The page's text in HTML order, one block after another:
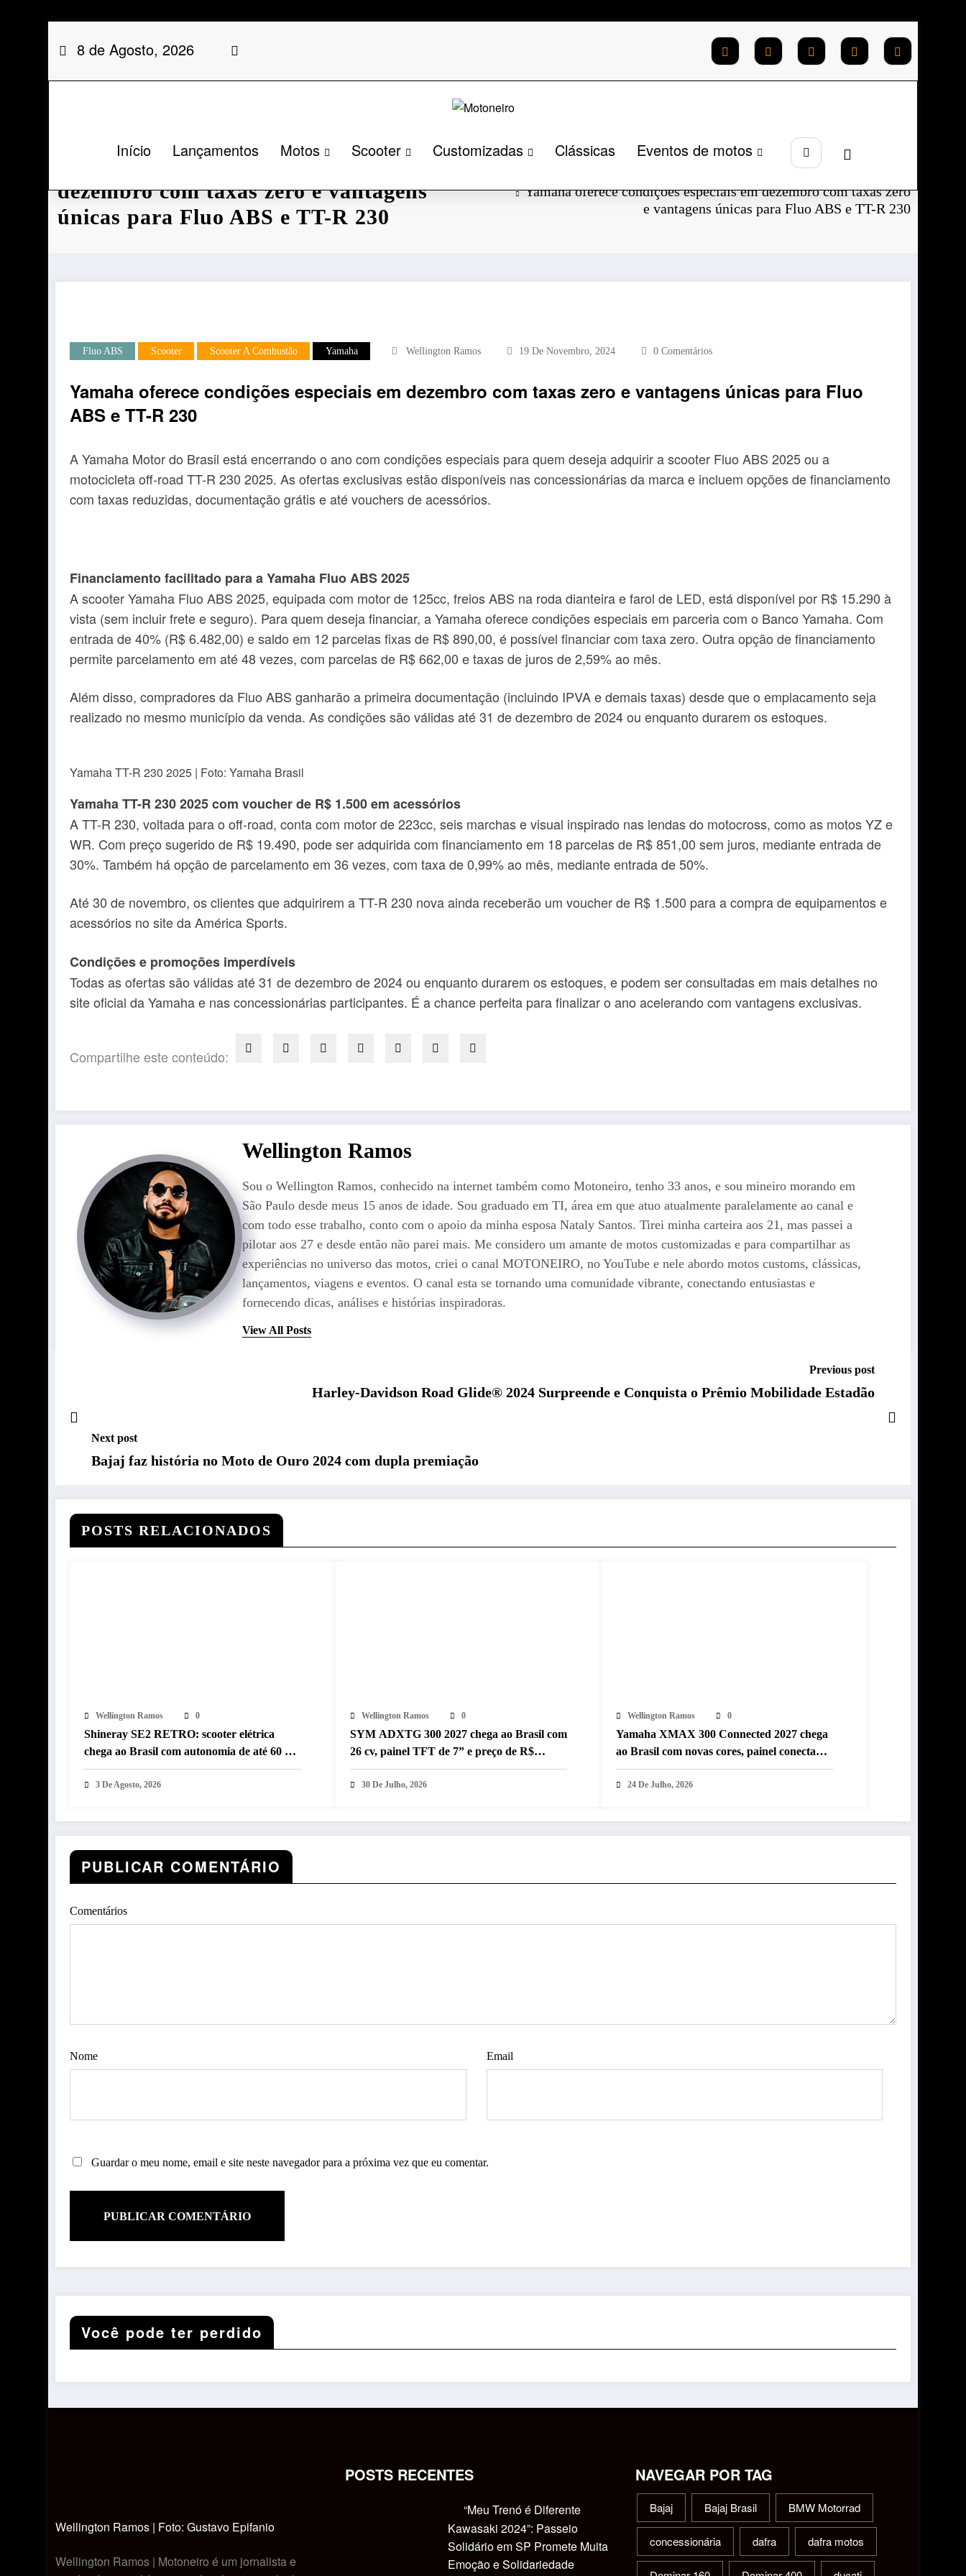
para
conteúdo
8 de Agosto, 2026
Início Lançamentos Motos Scooter Customizadas Clássicas Eventos de motos
Yamaha oferece condições especiais em
dezembro com taxas zero e vantagens
únicas para Fluo ABS e TT-R 230
Yamaha oferece condições especiais em dezembro com taxas zero
e vantagens únicas para Fluo ABS e TT-R 230
Fluo ABS Scooter Scooter A Combustão Yamaha Wellington Ramos 19 De Novembro, 2024 0 Comentários
Yamaha oferece condições especiais em dezembro com taxas zero e vantagens únicas para Fluo
ABS e TT-R 230
A Yamaha Motor do Brasil está encerrando o ano com condições especiais para quem deseja adquirir a scooter Fluo ABS 2025 ou a
motocicleta off-road TT-R 230 2025. As ofertas exclusivas estão disponíveis nas concessionárias da marca e incluem opções de financiamento
com taxas reduzidas, documentação grátis e até vouchers de acessórios.
Financiamento facilitado para a Yamaha Fluo ABS 2025
A scooter Yamaha Fluo ABS 2025, equipada com motor de 125cc, freios ABS na roda dianteira e farol de LED, está disponível por R$ 15.290 à
vista (sem incluir frete e seguro). Para quem deseja financiar, a Yamaha oferece condições especiais em parceria com o Banco Yamaha. Com
entrada de 40% (R$ 6.482,00) e saldo em 12 parcelas fixas de R$ 890,00, é possível financiar com taxa zero. Outra opção de financiamento
permite parcelamento em até 48 vezes, com parcelas de R$ 662,00 e taxas de juros de 2,59% ao mês.
Além disso, compradores da Fluo ABS ganharão a primeira documentação (incluindo IPVA e demais taxas) desde que o emplacamento seja
realizado no mesmo município da venda. As condições são válidas até 31 de dezembro de 2024 ou enquanto durarem os estoques.
Yamaha TT-R 230 2025 | Foto: Yamaha Brasil
Yamaha TT-R 230 2025 com voucher de R$ 1.500 em acessórios
A TT-R 230, voltada para o off-road, conta com motor de 223cc, seis marchas e visual inspirado nas lendas do motocross, como as motos YZ e
WR. Com preço sugerido de R$ 19.490, pode ser adquirida com financiamento em 18 parcelas de R$ 851,00 sem juros, mediante entrada de
30%. Também há opção de parcelamento em 36 vezes, com taxa de 0,99% ao mês, mediante entrada de 50%.
Até 30 de novembro, os clientes que adquirirem a TT-R 230 nova ainda receberão um voucher de R$ 1.500 para a compra de equipamentos e
acessórios no site da América Sports.
Condições e promoções imperdíveis
Todas as ofertas são válidas até 31 de dezembro de 2024 ou enquanto durarem os estoques, e podem ser consultadas em mais detalhes no
site oficial da Yamaha e nas concessionárias participantes. É a chance perfeita para finalizar o ano acelerando com vantagens exclusivas.
Compartilhe este conteúdo:
Wellington Ramos
Sou o Wellington Ramos, conhecido na internet também como Motoneiro, tenho 33 anos, e sou mineiro morando em
São Paulo desde meus 15 anos de idade. Sou graduado em TI, área em que atuo atualmente paralelamente ao canal e
com todo esse trabalho, conto com o apoio da minha esposa Nataly Santos. Tirei minha carteira aos 21, mas passei a
pilotar aos 27 e desde então não parei mais. Me considero um amante de motos customizadas e para compartilhar as
experiências no universo das motos, criei o canal MOTONEIRO, no YouTube e nele abordo motos customs, clássicas,
lançamentos, viagens e eventos. O canal esta se tornando uma comunidade vibrante, conectando entusiastas e
fornecendo dicas, análises e histórias inspiradoras.
View All Posts
Previous post
Harley-Davidson Road Glide® 2024 Surpreende e Conquista o Prêmio Mobilidade Estadão
Next post
Bajaj faz história no Moto de Ouro 2024 com dupla premiação
POSTS RELACIONADOS
Wellington Ramos 0
Shineray SE2 RETRO: scooter elétrica
chega ao Brasil com autonomia de até 60 km
e estilo retrô
3 De Agosto, 2026
Wellington Ramos 0
SYM ADXTG 300 2027 chega ao Brasil com
26 cv, painel TFT de 7” e preço de R$
32.990
30 De Julho, 2026
Wellington Ramos 0
Yamaha XMAX 300 Connected 2027 chega
ao Brasil com novas cores, painel conectado
e quatro anos de garantia
24 De Julho, 2026
PUBLICAR COMENTÁRIO
Comentários
Nome Email
Guardar o meu nome, email e site neste navegador para a próxima vez que eu comentar.
Você pode ter perdido
Wellington Ramos | Foto: Gustavo Epifanio
Wellington Ramos | Motoneiro é um jornalista e
POSTS RECENTES
“Meu Trenó é Diferente
Kawasaki 2024”: Passeio
Solidário em SP Promete Muita
Emoção e Solidariedade
NAVEGAR POR TAG
Bajaj Bajaj Brasil BMW Motorrad
concessionária dafra dafra motos